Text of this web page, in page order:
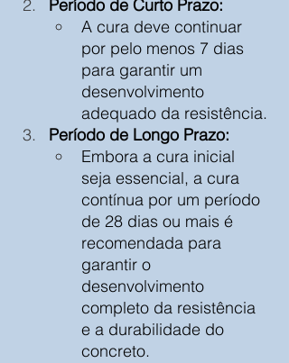
Período de Curto Prazo:
A cura deve continuar
por pelo menos 7 dias
para garantir um
desenvolvimento
adequado da resistência.
Período de Longo Prazo:
Embora a cura inicial
seja essencial, a cura
contínua por um período
de 28 dias ou mais é
recomendada para
garantir o
desenvolvimento
completo da resistência
e a durabilidade do
concreto.